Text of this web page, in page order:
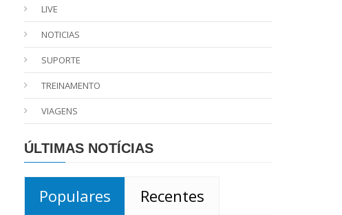
LIVE
NOTICIAS
SUPORTE
TREINAMENTO
VIAGENS
ÚLTIMAS NOTÍCIAS
Populares Recentes